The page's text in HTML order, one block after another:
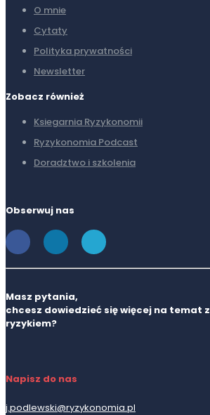
O mnie
Cytaty
Polityka prywatności
Newsletter
Zobacz również
Ksiegarnia Ryzykonomii
Ryzykonomia Podcast
Doradztwo i szkolenia
Obserwuj nas
Masz pytania,
chcesz dowiedzieć się więcej na temat
ryzykiem?
Napisz do nas
j.podlewski@ryzykonomia.pl